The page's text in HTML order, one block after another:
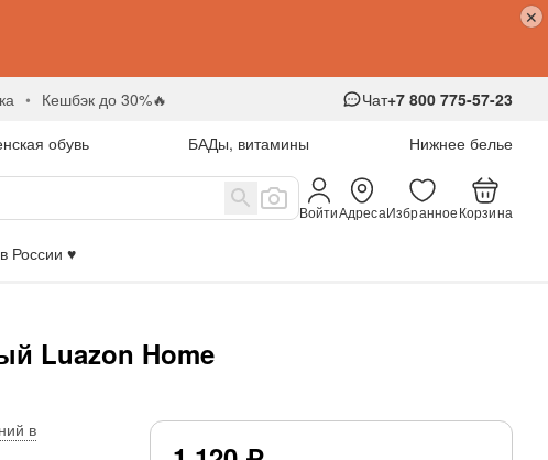
кешбэк до 30%🔥 Чат+7 800 775-57-23
обувь БАДы, витамины Нижнее белье
ВойтиАдресаИзбранноеКорзина
России ♥️
Luazon Home
в